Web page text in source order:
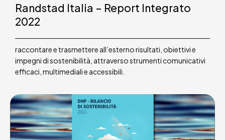
Randstad Italia – Report Integrato
2022
raccontare e trasmettere all’esterno risultati, obiettivi e
impegni di sostenibilità, attraverso strumenti comunicativi
efficaci, multimediali e accessibili.